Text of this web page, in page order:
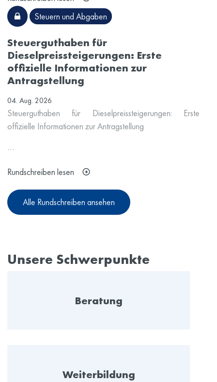
Steuern und Abgaben
Steuerguthaben für
Dieselpreissteigerungen: Erste
offizielle Informationen zur
Antragstellung
04. Aug. 2026
Steuerguthaben für Dieselpreissteigerungen: Erste
offizielle Informationen zur Antragstellung
…
Rundschreiben lesen
Alle Rundschreiben ansehen
Unsere Schwerpunkte
Beratung
Weiterbildung